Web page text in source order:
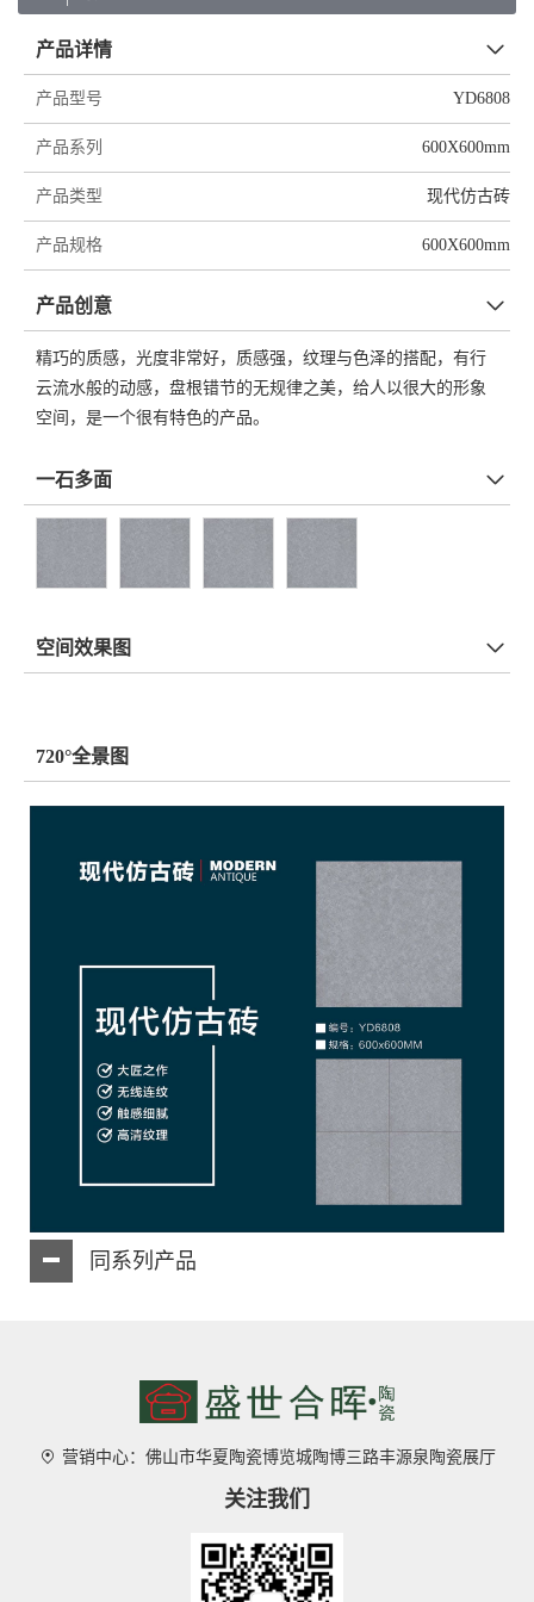
产品详情
产品型号 YD6808
产品系列 600X600mm
产品类型 现代仿古砖
产品规格 600X600mm
产品创意
精巧的质感，光度非常好，质感强，纹理与色泽的搭配，有行
云流水般的动感，盘根错节的无规律之美，给人以很大的形象
空间，是一个很有特色的产品。
一石多面
空间效果图
720°全景图
同系列产品
营销中心：佛山市华夏陶瓷博览城陶博三路丰源泉陶瓷展厅
关注我们